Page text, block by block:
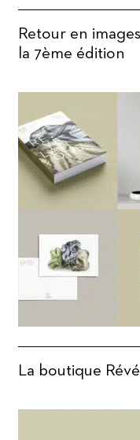
Retour en
la 7ème édition
La boutique